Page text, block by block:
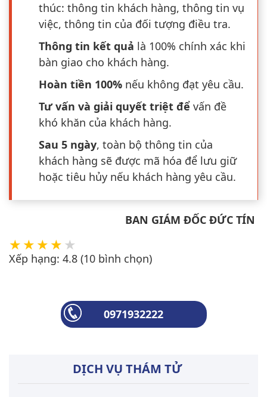
thúc: thông tin khách hàng, thông tin vụ
việc, thông tin của đối tượng điều tra.
Thông tin kết quả là 100% chính xác khi
bàn giao cho khách hàng.
Hoàn tiền 100% nếu không đạt yêu cầu.
Tư vấn và giải quyết triệt để vấn đề
khó khăn của khách hàng.
Sau 5 ngày, toàn bộ thông tin của
khách hàng sẽ được mã hóa để lưu giữ
hoặc tiêu hủy nếu khách hàng yêu cầu.
BAN GIÁM ĐỐC ĐỨC TÍN
Xếp hạng: 4.8 (10 bình chọn)
0971932222
DỊCH VỤ THÁM TỬ